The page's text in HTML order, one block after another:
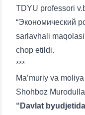
TDYU professori
“Экономический
sarlavhali
chop etildi.
***
Ma’muriy va
Shohboz
“Davlat